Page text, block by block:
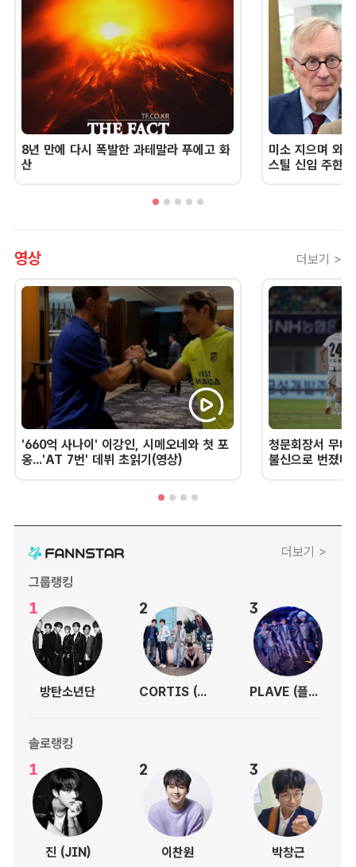
8년 만에 다시 폭발한 과테말라 푸에고 화
산
미소 지으며 외
스틸 신임 주한
영상 더보기 >
'660억 사나이' 이강인, 시메오네와 첫 포
옹...'AT 7번' 데뷔 초읽기(영상)
청문회장서 무너
불신으로 번졌
더보기 >
그룹랭킹
1
방탄소년단
2
CORTIS (코르티스)
3
PLAVE (플레이브)
솔로랭킹
1
진 (JIN)
2
이찬원
3
박창근